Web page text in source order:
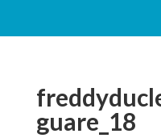
guare_18